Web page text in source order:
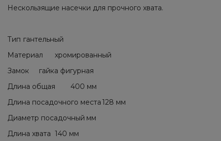
Нескользящие насечки для прочного хвата.
Тип гантельный
Материал
хромированный
Замок
гайка фигурная
Длина общая
400 мм
Длина посадочного места128 мм
Диаметр посадочный мм
Длина хвата 140 мм